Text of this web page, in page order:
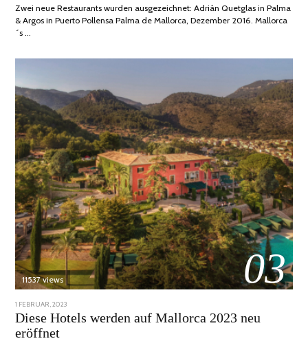
Zwei neue Restaurants wurden ausgezeichnet: Adrián Quetglas in Palma
& Argos in Puerto Pollensa Palma de Mallorca, Dezember 2016. Mallorca
´s …
03
11537 views
POSTED
ON
1 FEBRUAR, 2023
FEBRUAR,
2023
Diese Hotels werden auf Mallorca 2023 neu
eröffnet